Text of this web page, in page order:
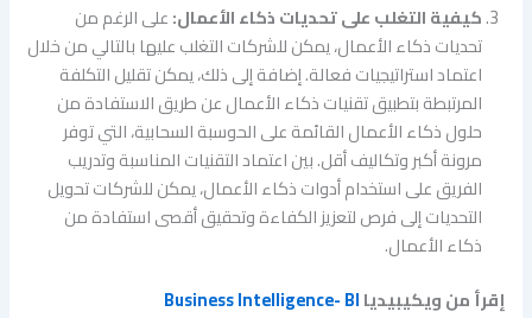
كيفية التغلب على تحديات ذكاء الأعمال:على الرغم من
تحديات ذكاء الأعمال، يمكن للشركات التغلب عليها بالتالي من خلال
اعتماد استراتيجيات فعالة. إضافة إلى ذلك، يمكن تقليل التكلفة
المرتبطة بتطبيق تقنيات ذكاء الأعمال عن طريق الاستفادة من
حلول ذكاء الأعمال القائمة على الحوسبة السحابية، التي توفر
مرونة أكبر وتكاليف أقل. بين اعتماد التقنيات المناسبة وتدريب
الفريق على استخدام أدوات ذكاء الأعمال، يمكن للشركات تحويل
التحديات إلى فرص لتعزيز الكفاءة وتحقيق أقصى استفادة من
ذكاء الأعمال.
إقرأ من ويكيبيدياBusiness Intelligence- BI